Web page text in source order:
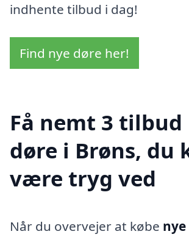
indhente tilbud i dag!
Find nye døre her!
Få nemt 3 tilbud
døre i Brøns, du
være tryg ved
Når du overvejer at købe nye